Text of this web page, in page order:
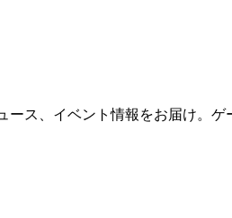
ース、イベント情報をお届け。